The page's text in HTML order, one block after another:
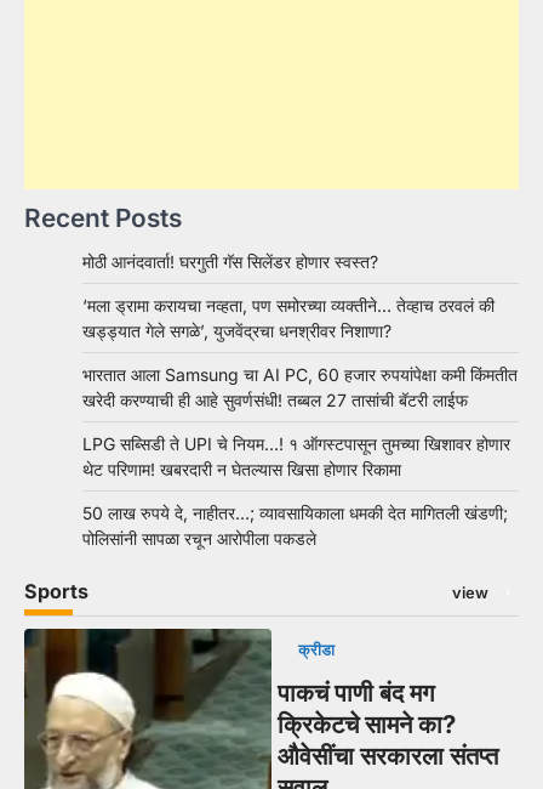
Recent Posts
मोठी आनंदवार्ता! घरगुती गॅस सिलेंडर होणार स्वस्त?
‘मला ड्रामा करायचा नव्हता, पण समोरच्या व्यक्तीने… तेव्हाच ठरवलं की
खड्ड्यात गेले सगळे’, युजवेंद्रचा धनश्रीवर निशाणा?
भारतात आला Samsung चा AI PC, 60 हजार रुपयांपेक्षा कमी किंमतीत
खरेदी करण्याची ही आहे सुवर्णसंधी! तब्बल 27 तासांची बॅटरी लाईफ
LPG सब्सिडी ते UPI चे नियम…! १ ऑगस्टपासून तुमच्या खिशावर होणार
थेट परिणाम! खबरदारी न घेतल्यास खिसा होणार रिकामा
50 लाख रुपये दे, नाहीतर…; व्यावसायिकाला धमकी देत मागितली खंडणी;
पोलिसांनी सापळा रचून आरोपीला पकडले
Sports view
क्रीडा
पाकचं पाणी बंद मग
क्रिकेटचे सामने का?
औवेसींचा सरकारला संतप्त